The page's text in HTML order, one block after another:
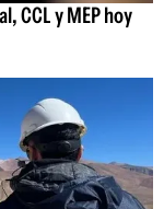
CCL y MEP hoy